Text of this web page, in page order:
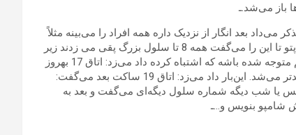
باز می‌شد.ـ
بعد انگار از نزدیک داره همه افراد را می‌بینه مثلاً
داد می‌زد: ساکت، حرف نباشه، اتاق 24 با توام مسعود طاعتی برو زیر پتو تا این را می‌گفت همه 8 تا سلول بزرگ پقی می زدند زیر
خنده چرا که مسعود سلول 20 بود. حسین قربانی مثل این‌که خودش هم متوجه شده باشه که اشتباه کرده داد می‌زد: اتاق 17 بهروز
برزو برو زیر پتو، چون بهروز برزو اتاق 22 بود، صدای خنده زندانی‌ها بلندتر می‌شد. این‌بار داد می‌زد: اتاق 19 ساکت بعد می‌گفت:
جاش وایتکس بنویس یا شب دیگه شماره سلول دیگه‌ای می‌گفت و بعد به
شامپو بنویس و…ـ